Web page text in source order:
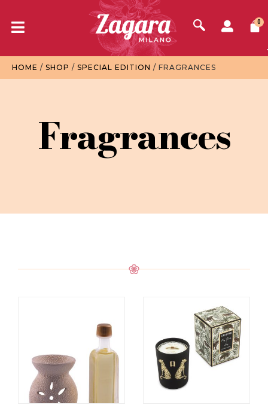
0
HOME / SHOP / SPECIAL EDITION / FRAGRANCES
Fragrances